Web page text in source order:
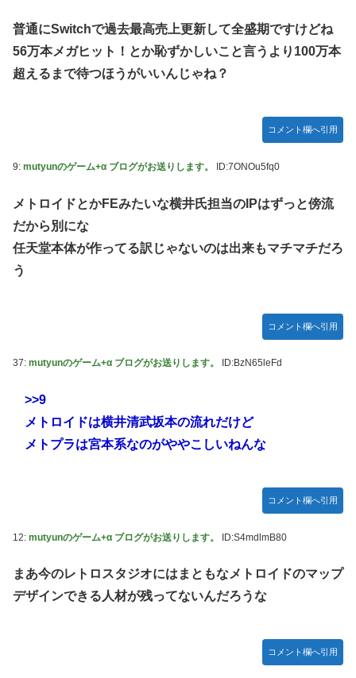
普通にSwitchで過去最高売上更新して全盛期ですけどね
56万本メガヒット！とか恥ずかしいこと言うより100万本
超えるまで待つほうがいいんじゃね？
コメント欄へ引用
9: mutyunのゲーム+α ブログがお送りします。 ID:7ONOu5fq0
メトロイドとかFEみたいな横井氏担当のIPはずっと傍流
だから別にな
任天堂本体が作ってる訳じゃないのは出来もマチマチだろ
う
コメント欄へ引用
37: mutyunのゲーム+α ブログがお送りします。 ID:BzN65leFd
>>9
メトロイドは横井清武坂本の流れだけど
メトプラは宮本系なのがややこしいねんな
コメント欄へ引用
12: mutyunのゲーム+α ブログがお送りします。 ID:S4mdlmB80
まあ今のレトロスタジオにはまともなメトロイドのマップ
デザインできる人材が残ってないんだろうな
コメント欄へ引用